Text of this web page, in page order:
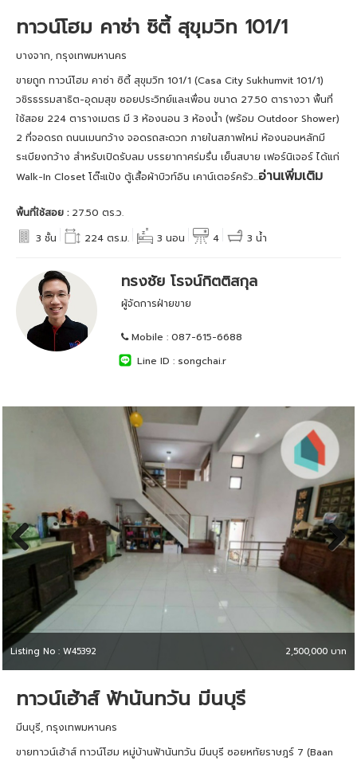
ทาวน์โฮม คาซ่า ซิตี้ สุขุมวิท 101/1
บางจาก, กรุงเทพมหานคร
ขายถูก ทาวน์โฮม คาซ่า ซิตี้ สุขุมวิท 101/1 (Casa City Sukhumvit 101/1)
วชิรธรรมสาธิต-อุดมสุข ซอยประวิทย์และเพื่อน ขนาด 27.50 ตารางวา พื้นที่
ใช้สอย 224 ตารางเมตร มี 3 ห้องนอน 3 ห้องน้ำ (พร้อม Outdoor Shower)
2 ที่จอดรถ ถนนเมนกว้าง จอดรถสะดวก ภายในสภาพใหม่ ห้องนอนหลักมี
ระเบียงกว้าง สำหรับเปิดรับลม บรรยากาศร่มรื่น เย็นสบาย เฟอร์นิเจอร์ ได้แก่
Walk-In Closet โต๊ะแป้ง ตู้เสื้อผ้าบิวท์อิน เคาน์เตอร์ครัว...อ่านเพิ่มเติม
พื้นที่ใช้สอย :27.50 ตร.ว.
3 ชั้น
224 ตร.ม. 3 นอน 4 3 น้ำ
ทรงชัย โรจน์กิตติสกุล
ผู้จัดการฝ่ายขาย
Mobile : 087-615-6688
Line ID : songchai.r
Previous
Listing No : W45392 2,500,000 บาท
ทาวน์เฮ้าส์ ฟ้านันทวัน มีนบุรี
มีนบุรี, กรุงเทพมหานคร
ขายทาวน์เฮ้าส์ ทาวน์โฮม หมู่บ้านฟ้านันทวัน มีนบุรี ซอยหทัยราษฎร์ 7 (Baan